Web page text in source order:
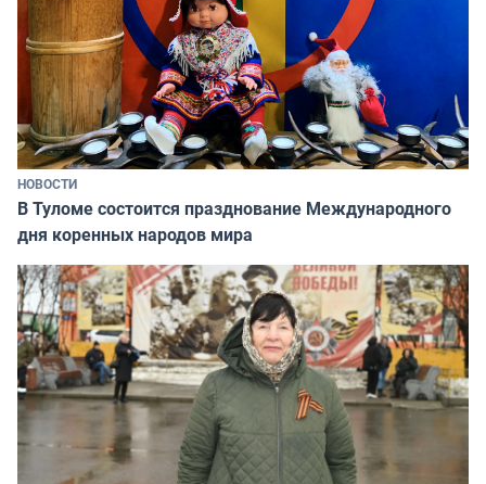
НОВОСТИ
В Туломе состоится празднование Международного
дня коренных народов мира